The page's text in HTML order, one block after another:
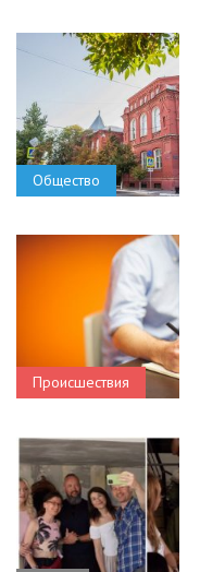
Общество
Происшествия